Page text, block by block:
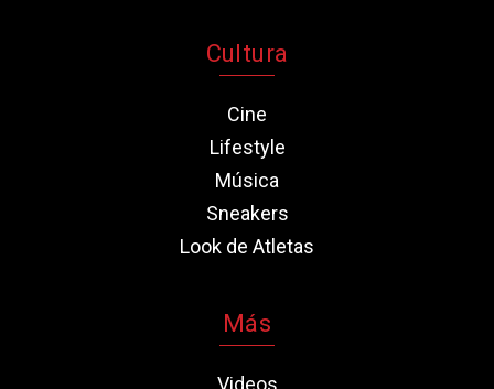
Cultura
Cine
Lifestyle
Música
Sneakers
Look de Atletas
Más
Videos